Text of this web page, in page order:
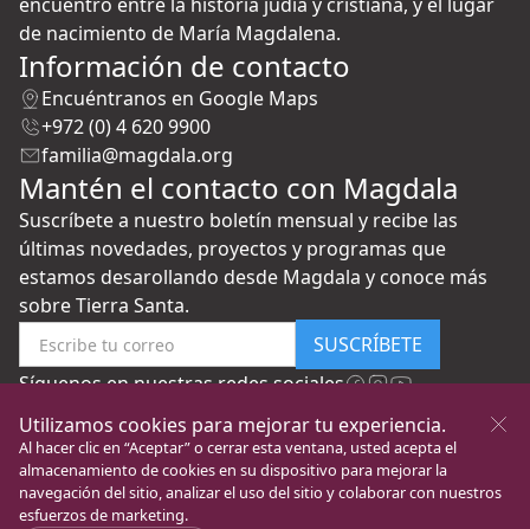
de nacimiento de María Magdalena.
Información de contacto
Encuéntranos en Google Maps
+972 (0) 4 620 9900
familia@magdala.org
Mantén el contacto con Magdala
Suscríbete a nuestro boletín mensual y recibe las
últimas novedades, proyectos y programas que
estamos desarollando desde Magdala y conoce más
sobre Tierra Santa.
SUSCRÍBETE
Síguenos en nuestras redes sociales
Utilizamos cookies para mejorar tu experiencia.
Al hacer clic en “Aceptar” o cerrar esta ventana, usted acepta el
almacenamiento de cookies en su dispositivo para mejorar la
navegación del sitio, analizar el uso del sitio y colaborar con nuestros
esfuerzos de marketing.